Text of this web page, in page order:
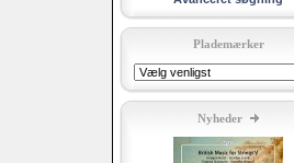
Plademærker
Nyheder